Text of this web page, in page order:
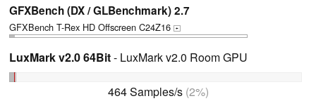
GFXBench (DX / GLBenchmark) 2.7
GFXBench T-Rex HD Offscreen C24Z16 +
LuxMark v2.0 64Bit- LuxMark v2.0 Room GPU
464 Samples/s(2%)